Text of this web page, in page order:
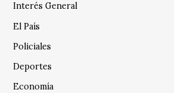
Interés General
El País
Policiales
Deportes
Economía